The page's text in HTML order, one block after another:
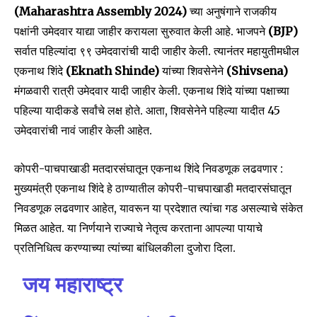
(Maharashtra Assembly 2024)च्या अनुषंगाने राजकीय
पक्षांनी उमेदवार याद्या जाहीर करायला सुरुवात केली आहे. भाजपने (BJP)
सर्वात पहिल्यांदा ९९ उमेदवारांची यादी जाहीर केली. त्यानंतर महायुतीमधील
एकनाथ शिंदे (Eknath Shinde)यांच्या शिवसेनेने (Shivsena)
मंगळवारी रात्री उमेदवार यादी जाहीर केली. एकनाथ शिंदे यांच्या पक्षाच्या
पहिल्या यादीकडे सर्वांचे लक्ष होते. आता, शिवसेनेने पहिल्या यादीत 45
उमेदवारांची नावं जाहीर केली आहेत.
कोपरी-पाचपाखाडी मतदारसंघातून एकनाथ शिंदे निवडणूक लढवणार :
मुख्यमंत्री एकनाथ शिंदे हे ठाण्यातील कोपरी-पाचपाखाडी मतदारसंघातून
निवडणूक लढवणार आहेत, यावरून या प्रदेशात त्यांचा गड असल्याचे संकेत
मिळत आहेत. या निर्णयाने राज्याचे नेतृत्व करताना आपल्या पायाचे
प्रतिनिधित्व करण्याच्या त्यांच्या बांधिलकीला दुजोरा दिला.
जय महाराष्ट्र